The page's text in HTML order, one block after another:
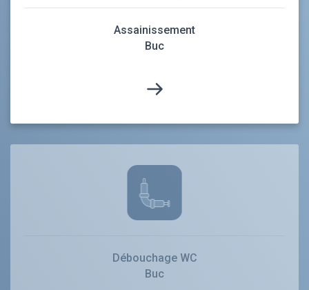
Assainissement
Buc
Débouchage WC
Buc